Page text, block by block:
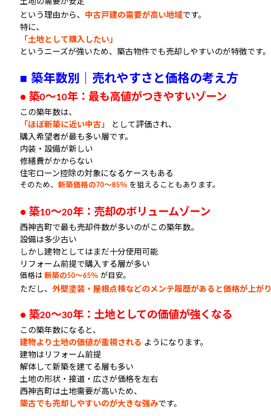
という理由から、 中古戸建の需要が高い地域です。
特に、
「土地として購入したい」
というニーズが強いため、築古物件でも売却しやすいのが特徴です。
■ 築年数別｜売れやすさと価格の考え方
● 築0〜10年：最も高値がつきやすいゾーン
この築年数は、
「ほぼ新築に近い中古」
として評価され、
購入希望者が最も多い層です。
内装・設備が新しい
修繕費がかからない
住宅ローン控除の対象になるケースもある
そのため、 新築価格の70〜85％ を狙えることもあります。
● 築10〜20年：売却のボリュームゾーン
西神吉町で最も売却件数が多いのがこの築年数。
設備は多少古い
しかし建物としてはまだ十分使用可能
リフォーム前提で購入する層が多い
価格は新築の50〜65％ が目安。
ただし、 外壁塗装・屋根点検などのメンテ履歴があると価格が上が
● 築20〜30年：土地としての価値が強くなる
この築年数になると、
建物より土地の価値が重視される ようになります。
建物はリフォーム前提
解体して新築を建てる層も多い
土地の形状・接道・広さが価格を左右
西神吉町は土地需要が高いため、
築古でも売却しやすいのが大きな強みです。